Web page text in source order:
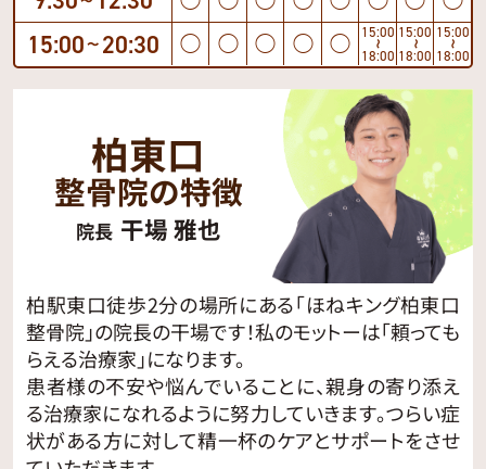
15:00 〜 20:30 ◯ ◯ ◯ ◯ ◯ 15:00
〜
18:00
15:00
〜
18:00
15:00
〜
18:00
柏東口
整骨院の特徴
院長 干場 雅也
柏駅東口徒歩2分の場所にある「ほねキング柏東口
整骨院」の院長の干場です！私のモットーは「頼っても
らえる治療家」になります。
患者様の不安や悩んでいることに、親身の寄り添え
る治療家になれるように努力していきます。つらい症
状がある方に対して精一杯のケアとサポートをさせ